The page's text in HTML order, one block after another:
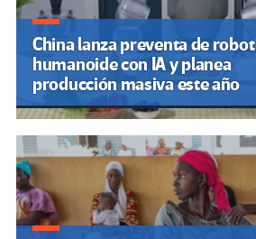
China lanza preventa de robot
humanoide con IA y planea
producción masiva este año